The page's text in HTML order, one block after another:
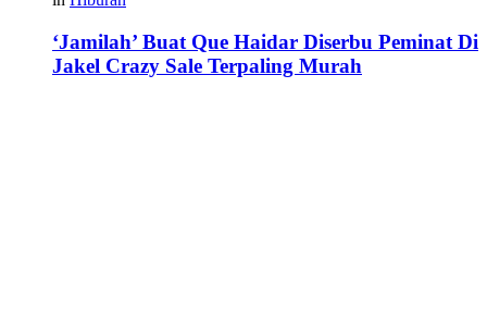
‘Jamilah’ Buat Que Haidar Diserbu Peminat Di
Jakel Crazy Sale Terpaling Murah